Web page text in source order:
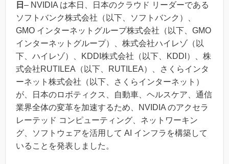
日 – NVIDIA は本日、日本のクラウド リーダーである
ソフトバンク株式会社（以下、ソフトバンク）、
GMO インターネットグループ株式会社（以下、GMO
インターネットグループ）、株式会社ハイレゾ（以
下、ハイレゾ）、KDDI株式会社（以下、KDDI）、株
式会社RUTILEA（以下、RUTILEA）、さくらインタ
ーネット株式会社（以下、さくらインターネット）
が、日本のロボティクス、自動車、ヘルスケア、通信
業界全体の変革を加速するため、NVIDIA のアクセラ
レーテッド コンピューティング、ネットワーキン
グ、ソフトウェアを活用して AI インフラを構築して
いることを発表しました。